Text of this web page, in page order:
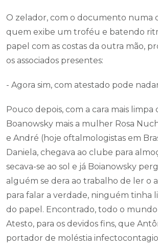
O zelador, com o documento numa
quem exibe um troféu e batendo
papel com as costas da outra mão,
os associados presentes:
- Agora sim, com atestado pode
Pouco depois, com a cara mais
Boanowsky mais a mulher Rosa
e André (hoje oftalmologistas em
Daniela, chegava ao clube para
secava-se ao sol e já Boianowsky
alguém se dera ao trabalho de ler o
para falar a verdade, ninguém tinha
do papel. Encontrado, todo o
Atesto, para os devidos fins, que
portador de moléstia